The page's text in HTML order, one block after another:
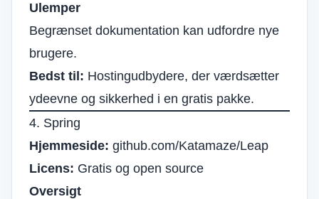
Ulemper
Begrænset dokumentation kan udfordre nye
brugere.
Bedst til: Hostingudbydere, der værdsætter
ydeevne og sikkerhed i en gratis pakke.
4. Spring
Hjemmeside: github.com/Katamaze/Leap
Licens: Gratis og open source
Oversigt